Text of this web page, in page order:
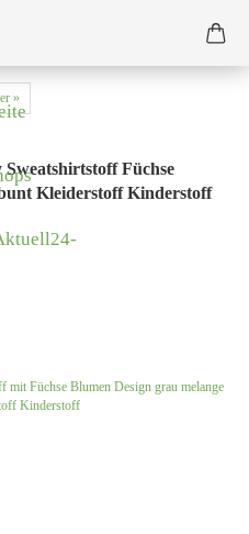
»
Füchse
Kleiderstoff Kinderstoff